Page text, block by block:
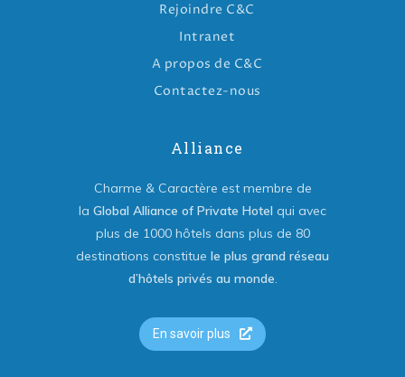
Rejoindre C&C
Intranet
A propos de C&C
Contactez-nous
Alliance
Charme & Caractère est membre de
la Global Alliance of Private Hotel qui avec
plus de 1000 hôtels dans plus de 80
destinations constitue le plus grand réseau
d’hôtels privés au monde.
En savoir plus